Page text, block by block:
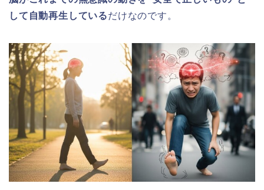
して自動再生しているだけなのです。